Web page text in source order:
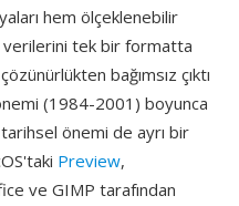
hem ölçeklenebilir
verilerini tek bir formatta
bağımsız çıktı
(1984-2001) boyunca
önemi de ayrı bir
Preview,
ve GIMP tarafından